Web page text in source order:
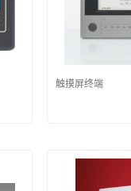
触摸屏终端